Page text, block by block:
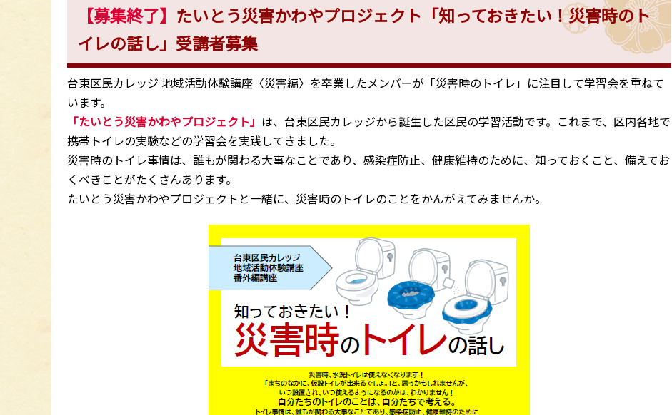
【募集終了】 たいとう災害かわやプロジェクト「知っておきたい！災害時のト
イレの話し」受講者募集
台東区民カレッジ 地域活動体験講座〈災害編〉を卒業したメンバーが「災害時のトイレ」に注目して学習会を重ねて
います。
「たいとう災害かわやプロジェクト」 は、台東区民カレッジから誕生した区民の学習活動です。これまで、区内各地で
携帯トイレの実験などの学習会を実践してきました。
災害時のトイレ事情は、誰もが関わる大事なことであり、感染症防止、健康維持のために、知っておくこと、備えてお
くべきことがたくさんあります。
たいとう災害かわやプロジェクトと一緒に、災害時のトイレのことをかんがえてみませんか。